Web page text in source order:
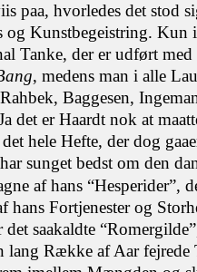
paa, hvorledes det stod
og Kunstbegeistring.
Tanke, der er udført
, medens man i alle
Baggesen,
det er Haardt nok at
hele Hefte, der dog
sunget bedst om den
af hans “Hesperider”,
hans Fortjenester og
det saakaldte
lang Række af Aar fejrede